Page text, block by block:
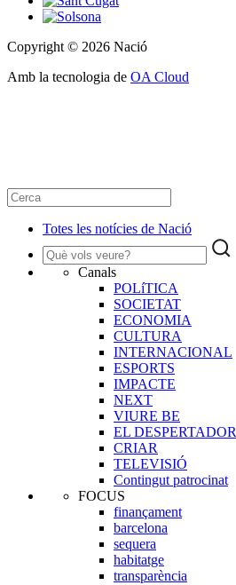
Copyright © 2026 Nació
Amb la tecnologia de OA Cloud
Totes les notícies de Nació
Canals
POLíTICA
SOCIETAT
ECONOMIA
CULTURA
INTERNACIONAL
ESPORTS
IMPACTE
NEXT
VIURE BE
EL DESPERTADOR
CRIAR
TELEVISIÓ
Contingut patrocinat
FOCUS
finançament
barcelona
sequera
habitatge
transparència